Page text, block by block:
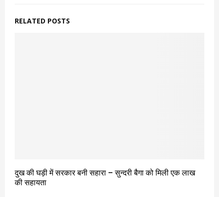
RELATED POSTS
दुख की घड़ी में सरकार बनी सहारा – सुन्दरी बैगा को मिली एक लाख
की सहायता